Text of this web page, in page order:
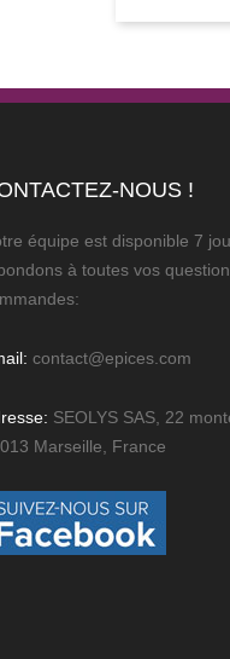
NOUS !
équipe est disponible 7
à toutes vos
contact@epices.com
SEOLYS SAS, 22
Marseille, France